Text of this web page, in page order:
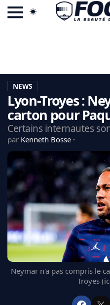
LA CHARTE
VIE PRIVÉE
CGU
CONTACTEZ-NOUS
MERCATO
CDM 2026
EDF
LIGUE 1
REAL MADRID
FC BARCELONE
MANCHESTER UNITED
CHELSEA
ARSENAL
NEWS
Lyon-Troyes :
carton pour
Certains internautes
par Kenneth Bosse
Neymar n'a pas compris le
Troyes